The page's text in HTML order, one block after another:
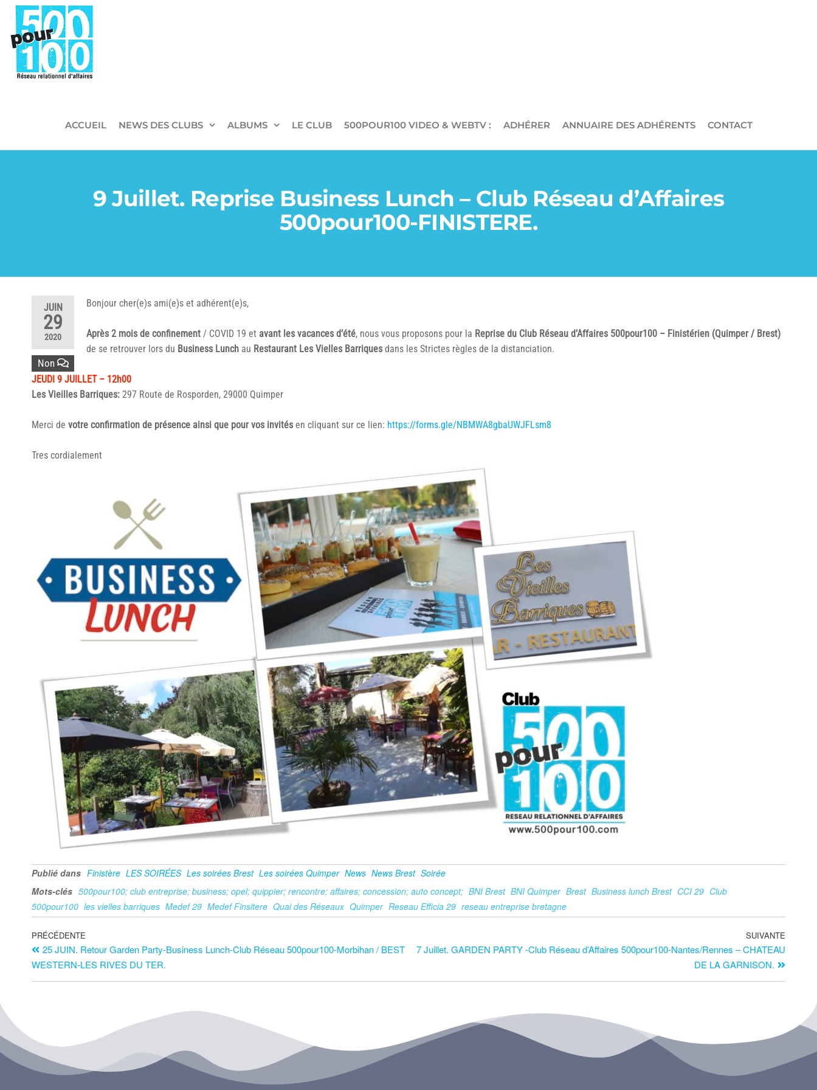
ACCUEIL NEWS DES CLUBS ALBUMS LE CLUB 500POUR100 VIDEO & WEBTV : ADHÉRER ANNUAIRE DES ADHÉRENTS CONTACT
9 Juillet. Reprise Business Lunch – Club Réseau d’Affaires
500pour100-FINISTERE.
JUIN
29
2020
Non
Bonjour cher(e)s ami(e)s et adhérent(e)s,
Après 2 mois de confinement / COVID 19 et avant les vacances d’été, nous vous proposons pour la Reprise du Club Réseau d’Affaires 500pour100 – Finistérien (Quimper / Brest)
de se retrouver lors du Business Lunch au Restaurant Les Vielles Barriques dans les Strictes règles de la distanciation.
JEUDI 9 JUILLET – 12h00
Les Vieilles Barriques: 297 Route de Rosporden, 29000 Quimper
Merci de votre confirmation de présence ainsi que pour vos invités en cliquant sur ce lien: https://forms.gle/NBMWA8gbaUWJFLsm8
Tres cordialement
Publié dans Finistère LES SOIRÉES Les soirées Brest Les soirées Quimper News News Brest Soirée
Mots-clés 500pour100; club entreprise; business; opel; quippier; rencontre; affaires; concession; auto concept; BNI Brest BNI Quimper Brest Business lunch Brest CCI 29 Club
500pour100 les vielles barriques Medef 29 Medef Finsitere Quai des Réseaux Quimper Reseau Efficia 29 reseau entreprise bretagne
PRÉCÉDENTE
25 JUIN. Retour Garden Party-Business Lunch-Club Réseau 500pour100-Morbihan / BEST
WESTERN-LES RIVES DU TER.
SUIVANTE
7 Juillet. GARDEN PARTY -Club Réseau d’Affaires 500pour100-Nantes/Rennes – CHATEAU
DE LA GARNISON.